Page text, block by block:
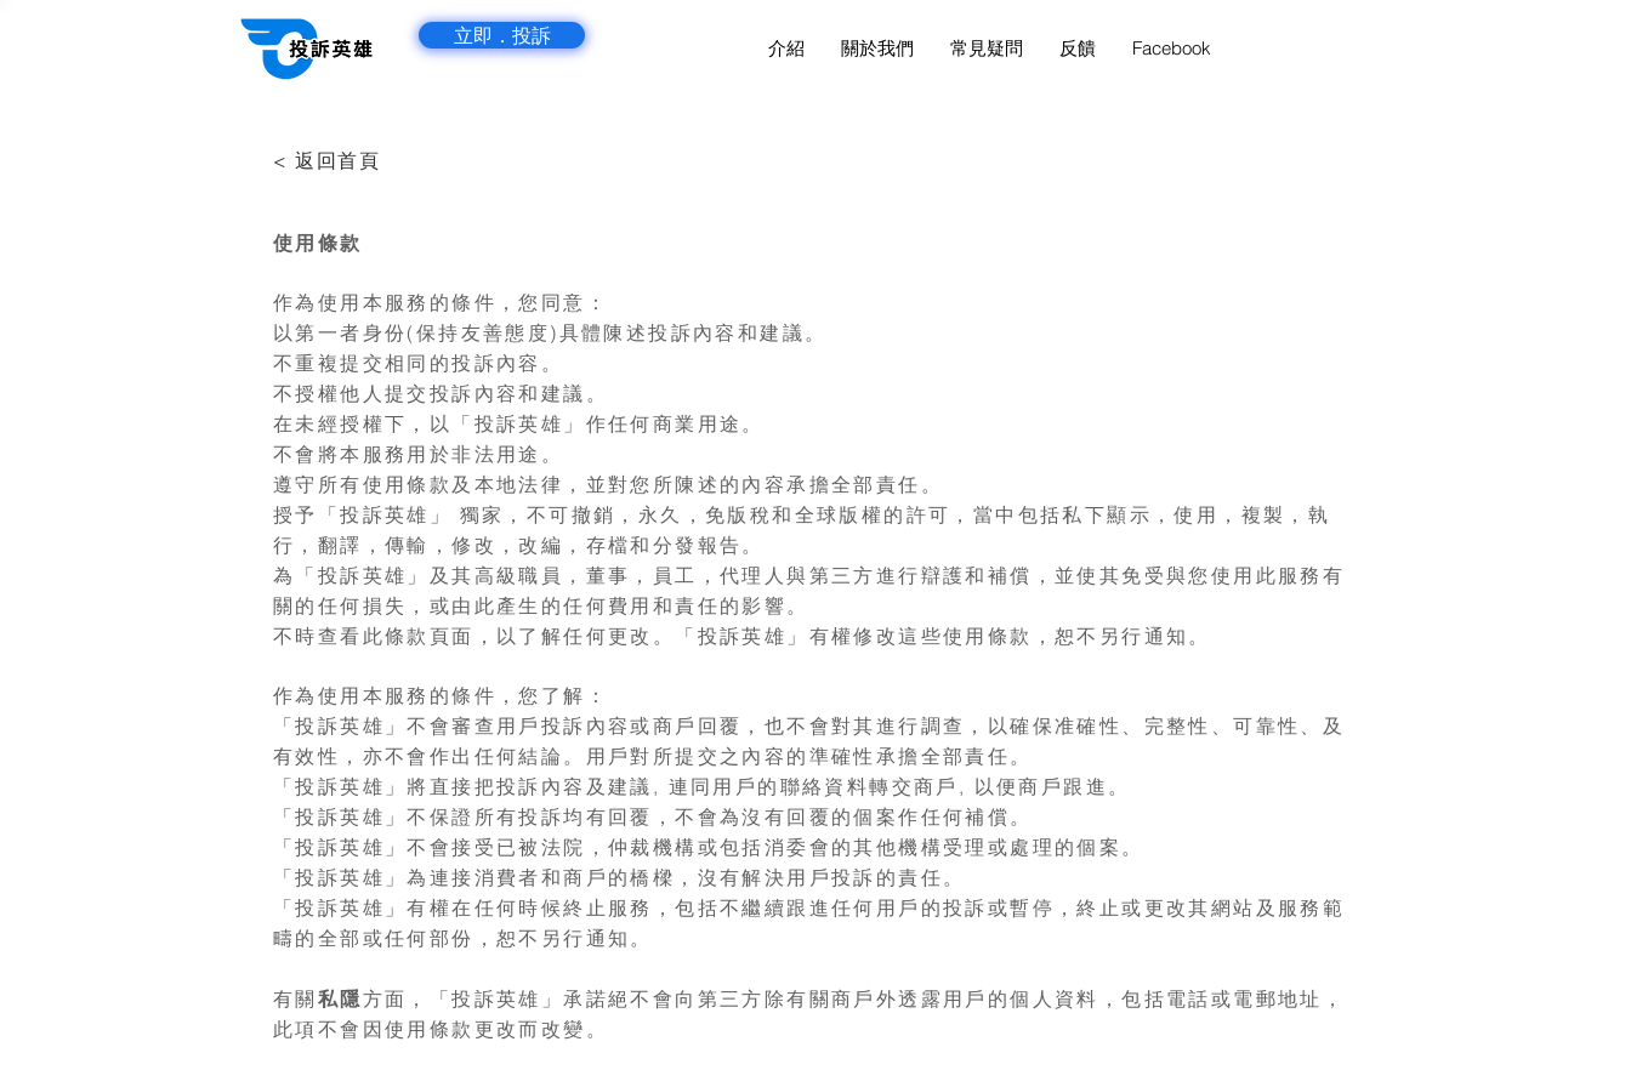
立即．投訴
介紹 關於我們 常見疑問 反饋 Facebook
​< 返回首頁
使用條款
作為使用本服務的條件，您同意：
以第一者身份(保持友善態度)具體陳述投訴內容和建議。
不重複提交相同的投訴內容。
不授權他人提交投訴內容和建議。
在未經授權下，以「投訴英雄」作任何商業用途。
不會將本服務用於非法用途。
遵守所有使用條款及本地法律，並對您所陳述的內容承擔全部責任。
授予「投訴英雄」 獨家，不可撤銷，永久，免版稅和全球版權的許可，當中包括私下顯示，使用，複製，執
行，翻譯，傳輸，修改，改編，存檔和分發報告。
為「投訴英雄」及其高級職員，董事，員工，代理人與第三方進行辯護和補償，並使其免受與您使用此服務有
關的任何損失，或由此產生的任何費用和責任的影響。
不時查看此條款頁面，以了解任何更改。「投訴英雄」有權修改這些使用條款，恕不另行通知。
作為使用本服務的條件，您了解：
「投訴英雄」不會審查用戶投訴內容或商戶回覆，也不會對其進行調查，以確保准確性、完整性、可靠性、及
有效性，亦不會作出任何結論。用戶對所提交之內容的準確性承擔全部責任。
「投訴英雄」將直接把投訴內容及建議, 連同用戶的聯絡資料轉交商戶, 以便商戶跟進。
「投訴英雄」不保證所有投訴均有回覆，不會為沒有回覆的個案作任何補償。
「投訴英雄」不會接受已被法院，仲裁機構或包括消委會的其他機構受理或處理的個案。
「投訴英雄」為連接消費者和商戶的橋樑，沒有解決用戶投訴的責任。
「投訴英雄」有權在任何時候終止服務，包括不繼續跟進任何用戶的投訴或暫停，終止或更改其網站及服務範
疇的全部或任何部份，恕不另行通知。
有關 私隱方面，「投訴英雄」承諾絕不會向第三方除有關商戶外透露用戶的個人資料，包括電話或電郵地址，
此項不會因使用條款更改而改變。